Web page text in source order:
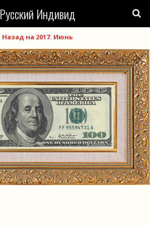
Русский Индивид
Назад на 2017. Июнь